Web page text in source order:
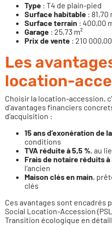
Type : T4 de plain-pied
Surface habitable : 81,70
Surface terrain : 400,00
Garage : 25,73 m²
Prix de vente : 210
Les
location-
Choisir la location-accession,
d’avantages financiers
d’acquisition :
15 ans d’exonération de
conditions
TVA réduite à 5,5 %, au
Frais de notaire réduits à
l’ancien
Maison clés en main,
clés
Ces avantages sont encadrés
Social Location-Accession
Transition écologique en